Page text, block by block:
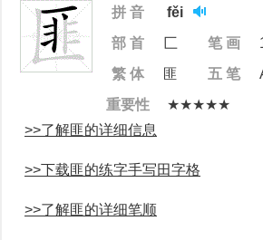
拼 音
fěi
部 首
匚 笔 画
繁 体
匪 五 笔
重要性
★★★★★
>>了解匪的详细信息
>>下载匪的练字手写田字格
>>了解匪的详细笔顺